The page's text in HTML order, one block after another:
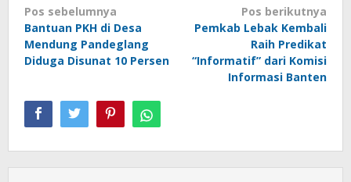
Navigasi
pos
Pos sebelumnya
Bantuan PKH di Desa
Mendung Pandeglang
Diduga Disunat 10 Persen
Pos berikutnya
Pemkab Lebak Kembali
Raih Predikat
“Informatif” dari Komisi
Informasi Banten